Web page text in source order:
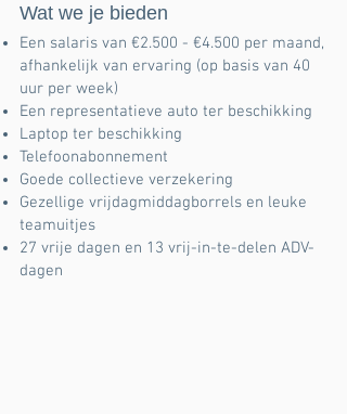
Wat we je bieden
Een salaris van €2.500 - €4.500 per maand,
afhankelijk van ervaring (op basis van 40
uur per week)
Een representatieve auto ter beschikking
Laptop ter beschikking
Telefoonabonnement
Goede collectieve verzekering
Gezellige vrijdagmiddagborrels en leuke
teamuitjes
27 vrije dagen en 13 vrij-in-te-delen ADV-
dagen